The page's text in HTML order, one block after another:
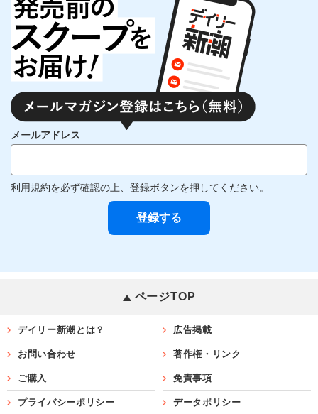
メールアドレス
利用規約を必ず確認の上、登録ボタンを押してください。
ページTOP
デイリー新潮とは？ 広告掲載
お問い合わせ 著作権・リンク
ご購入 免責事項
プライバシーポリシー データポリシー